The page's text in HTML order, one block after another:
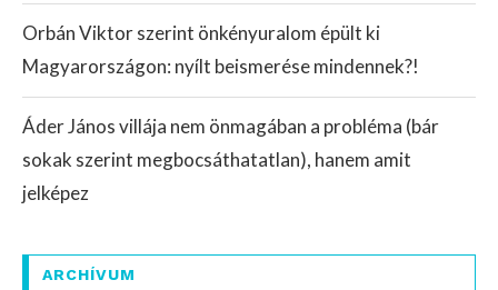
Orbán Viktor szerint önkényuralom épült ki
Magyarországon: nyílt beismerése mindennek?!
Áder János villája nem önmagában a probléma (bár
sokak szerint megbocsáthatatlan), hanem amit
jelképez
ARCHÍVUM